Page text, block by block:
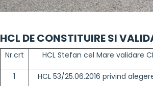
HCL DE CONSTITUIRE SI
Nr.crt HCL Stefan cel Mare validare
1
HCL 53/25.06.2016 privind